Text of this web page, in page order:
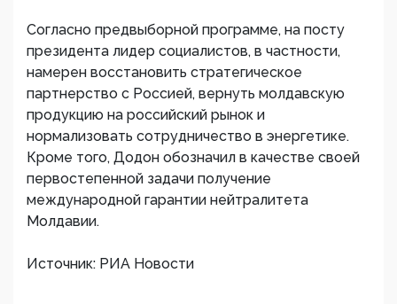
Согласно предвыборной программе, на посту
президента лидер социалистов, в частности,
намерен восстановить стратегическое
партнерство с Россией, вернуть молдавскую
продукцию на российский рынок и
нормализовать сотрудничество в энергетике.
Кроме того, Додон обозначил в качестве своей
первостепенной задачи получение
международной гарантии нейтралитета
Молдавии.
Источник: РИА Новости